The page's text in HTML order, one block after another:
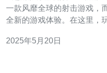
一款风靡全球的射击游戏，
全新的游戏体验。在这里，
务器的CF拥有独特的地图、
2025年5月20日